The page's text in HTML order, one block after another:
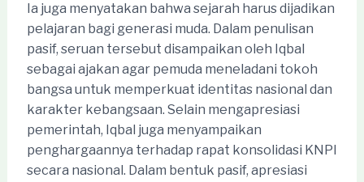
Ia juga menyatakan bahwa sejarah harus dijadikan
pelajaran bagi generasi muda. Dalam penulisan
pasif, seruan tersebut disampaikan oleh Iqbal
sebagai ajakan agar pemuda meneladani tokoh
bangsa untuk memperkuat identitas nasional dan
karakter kebangsaan. Selain mengapresiasi
pemerintah, Iqbal juga menyampaikan
penghargaannya terhadap rapat konsolidasi KNPI
secara nasional. Dalam bentuk pasif, apresiasi